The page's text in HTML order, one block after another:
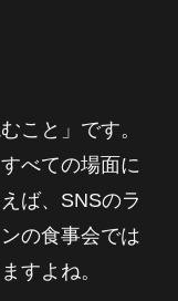
こと」です。
べての場面に
ば、SNSのラ
の食事会では
すよね。